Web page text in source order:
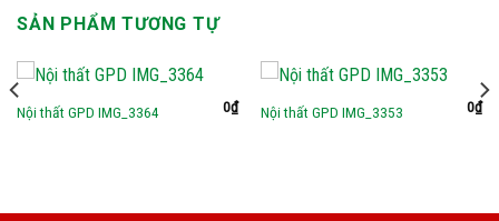
SẢN PHẨM TƯƠNG TỰ
Nội thất GPD IMG_3364 0₫ Nội thất GPD IMG_3353 0₫